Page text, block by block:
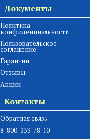
Документы
Политика
конфиденциальности
Пользовательское
соглашение
Гарантии
Отзывы
Акции
Контакты
Обратная связь
8-800-333-78-10